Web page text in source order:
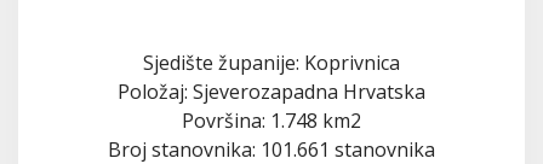
Sjedište županije: Koprivnica
Položaj: Sjeverozapadna Hrvatska
Površina: 1.748 km2
Broj stanovnika: 101.661 stanovnika